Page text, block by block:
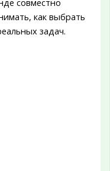
совместно
как выбрать
задач.